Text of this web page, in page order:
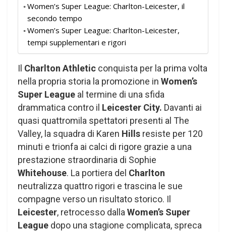
Women’s Super League: Charlton-Leicester, il
secondo tempo
Women’s Super League: Charlton-Leicester,
tempi supplementari e rigori
Il Charlton Athletic conquista per la prima volta
nella propria storia la promozione in Women’s
Super League al termine di una sfida
drammatica contro il Leicester City. Davanti ai
quasi quattromila spettatori presenti al The
Valley, la squadra di Karen Hills resiste per 120
minuti e trionfa ai calci di rigore grazie a una
prestazione straordinaria di Sophie
Whitehouse. La portiera del Charlton
neutralizza quattro rigori e trascina le sue
compagne verso un risultato storico. Il
Leicester, retrocesso dalla Women’s Super
League dopo una stagione complicata, spreca